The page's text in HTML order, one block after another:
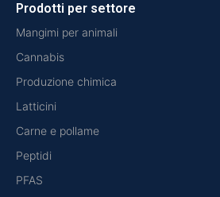
Prodotti per settore
Mangimi per animali
Cannabis
Produzione chimica
Latticini
Carne e pollame
Peptidi
PFAS